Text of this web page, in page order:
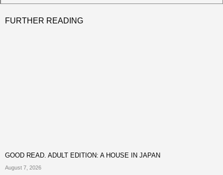
FURTHER READING
GOOD READ. ADULT EDITION: A HOUSE IN JAPAN
August 7, 2026